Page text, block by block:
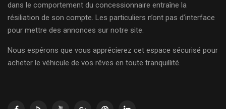
dans le comportement du concessionnaire entraîne la
résiliation de son compte. Les particuliers n’ont pas d’interface
pour mettre des annonces sur notre site.
Nous espérons que vous apprécierez cet espace sécurisé pour
acheter le véhicule de vos rêves en toute tranquillité.